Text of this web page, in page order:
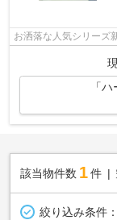
お洒落な人気シリーズ
「
該当物件数 1件
絞り込み条件：